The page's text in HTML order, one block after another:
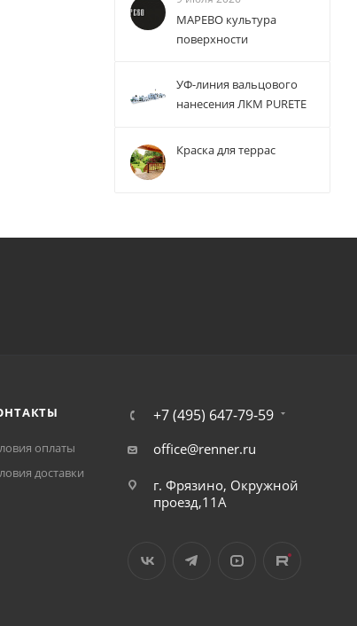
МАРЕВО культура
поверхности
УФ-линия вальцового
нанесения ЛКМ PURETE
Краска для террас
оплаты
доставки
+7 (495) 647-79-59
office@renner.ru
г. Фрязино, Окружной
проезд,11А